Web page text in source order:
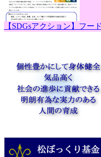
【SDGsアクション】フ